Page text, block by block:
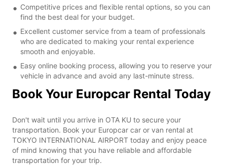
Competitive prices and flexible rental options, so you can
find the best deal for your budget.
Excellent customer service from a team of professionals
who are dedicated to making your rental experience
smooth and enjoyable.
Easy online booking process, allowing you to reserve your
vehicle in advance and avoid any last-minute stress.
Book Your Europcar Rental Today
Don't wait until you arrive in OTA KU to secure your
transportation. Book your Europcar car or van rental at
TOKYO INTERNATIONAL AIRPORT today and enjoy peace
of mind knowing that you have reliable and affordable
transportation for your trip.